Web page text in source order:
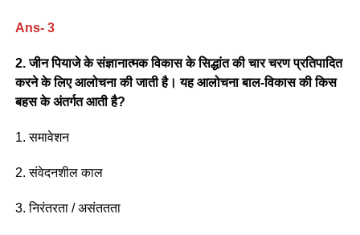
Ans- 3
2. जीन पियाजे के संज्ञानात्मक विकास के सिद्धांत की चार चरण प्रतिपादित
करने के लिए आलोचना की जाती है। यह आलोचना बाल-विकास की किस
बहस के अंतर्गत आती है?
1. समावेशन
2. संवेदनशील काल
3. निरंतरता / असंततता